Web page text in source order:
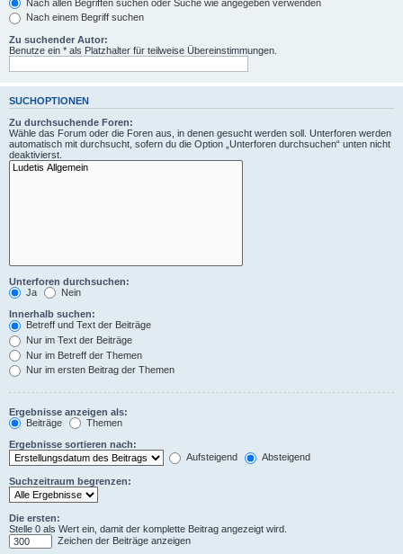
Nach allen Begriffen suchen oder Suche wie angegeben verwenden
Nach einem Begriff suchen
Zu suchender Autor:
Benutze ein * als Platzhalter für teilweise Übereinstimmungen.
SUCHOPTIONEN
Zu durchsuchende Foren:
Wähle das Forum oder die Foren aus, in denen gesucht werden soll. Unterforen werden
automatisch mit durchsucht, sofern du die Option „Unterforen durchsuchen“ unten nicht
deaktivierst.
Unterforen durchsuchen:
Ja
Nein
Innerhalb suchen:
Betreff und Text der Beiträge
Nur im Text der Beiträge
Nur im Betreff der Themen
Nur im ersten Beitrag der Themen
Ergebnisse anzeigen als:
Beiträge
Themen
Ergebnisse sortieren nach:
Aufsteigend
Absteigend
Suchzeitraum begrenzen:
Die ersten:
Stelle 0 als Wert ein, damit der komplette Beitrag angezeigt wird.
Zeichen der Beiträge anzeigen